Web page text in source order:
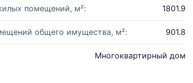
помещений, м²: 1801.9
общего имущества, м²: 901.8
Многоквартирный дом